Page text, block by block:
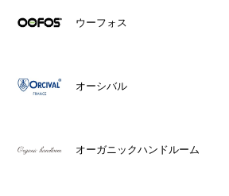
ウーフォス
オーシバル
オーガニックハンドルーム